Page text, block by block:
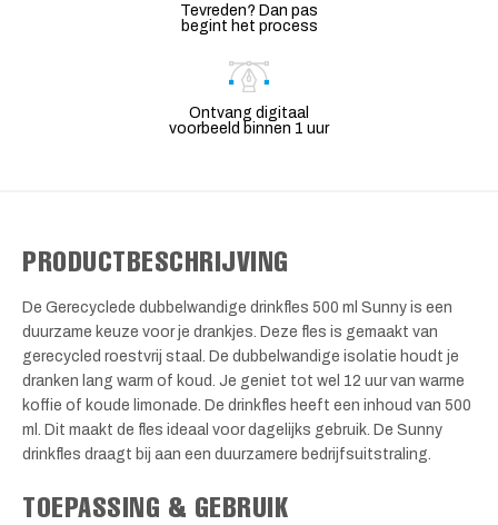
Tevreden? Dan pas
begint het process
Ontvang digitaal
voorbeeld binnen 1 uur
PRODUCTBESCHRIJVING
De Gerecyclede dubbelwandige drinkfles 500 ml Sunny is een
duurzame keuze voor je drankjes. Deze fles is gemaakt van
gerecycled roestvrij staal. De dubbelwandige isolatie houdt je
dranken lang warm of koud. Je geniet tot wel 12 uur van warme
koffie of koude limonade. De drinkfles heeft een inhoud van 500
ml. Dit maakt de fles ideaal voor dagelijks gebruik. De Sunny
drinkfles draagt bij aan een duurzamere bedrijfsuitstraling.
TOEPASSING & GEBRUIK